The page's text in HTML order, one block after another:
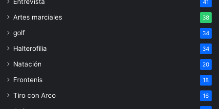
41
Artes marciales 38
golf 34
Halterofilia 34
Natación 20
Frontenis 18
Tiro con Arco 16